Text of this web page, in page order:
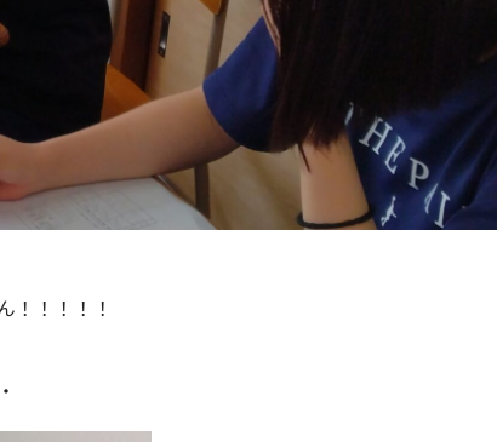
！！！！！